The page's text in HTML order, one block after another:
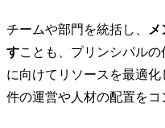
チームや部門を統括し、
すことも、プリンシパル
に向けてリソースを最適
件の運営や人材の配置をコ